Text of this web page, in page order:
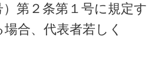
第２条第１号に規定す
合、代表者若しく